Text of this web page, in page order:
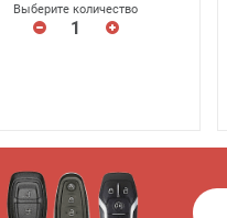
Выберите количество